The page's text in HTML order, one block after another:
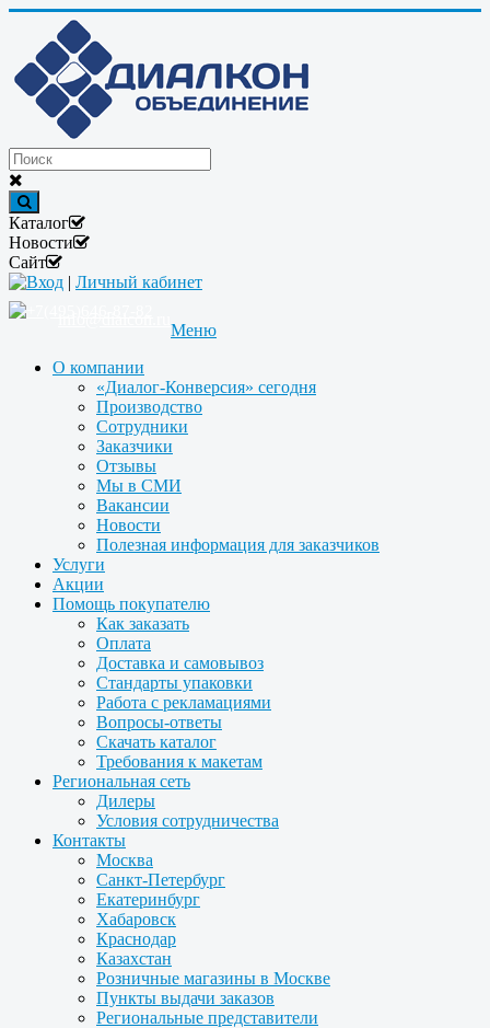
Каталог
Новости
Сайт
Вход | Личный кабинет
Меню
О компании
«Диалог-Конверсия» сегодня
Производство
Сотрудники
Заказчики
Отзывы
Мы в СМИ
Вакансии
Новости
Полезная информация для заказчиков
Услуги
Акции
Помощь покупателю
Как заказать
Оплата
Доставка и самовывоз
Стандарты упаковки
Работа с рекламациями
Вопросы-ответы
Скачать каталог
Требования к макетам
Региональная сеть
Дилеры
Условия сотрудничества
Контакты
Москва
Санкт-Петербург
Екатеринбург
Хабаровск
Краснодар
Казахстан
Розничные магазины в Москве
Пункты выдачи заказов
Региональные представители